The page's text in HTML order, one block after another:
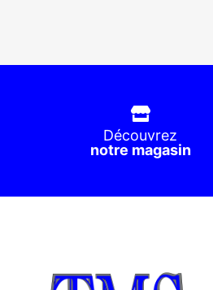
Découvrez
notre magasin